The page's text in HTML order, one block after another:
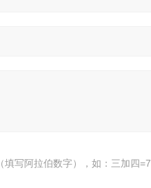
填写阿拉伯数字），如：三加四=7